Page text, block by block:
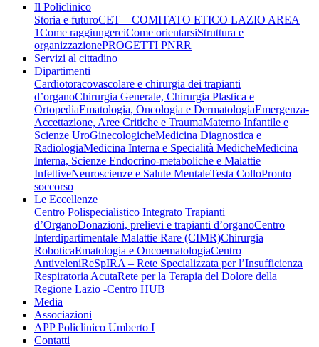
Il Policlinico
Storia e futuroCET – COMITATO ETICO LAZIO AREA
1Come raggiungerciCome orientarsiStruttura e
organizzazionePROGETTI PNRR
Servizi al cittadino
Dipartimenti
Cardiotoracovascolare e chirurgia dei trapianti
d’organoChirurgia Generale, Chirurgia Plastica e
OrtopediaEmatologia, Oncologia e DermatologiaEmergenza-
Accettazione, Aree Critiche e TraumaMaterno Infantile e
Scienze UroGinecologicheMedicina Diagnostica e
RadiologiaMedicina Interna e Specialità MedicheMedicina
Interna, Scienze Endocrino-metaboliche e Malattie
InfettiveNeuroscienze e Salute MentaleTesta ColloPronto
soccorso
Le Eccellenze
Centro Polispecialistico Integrato Trapianti
d’OrganoDonazioni, prelievi e trapianti d’organoCentro
Interdipartimentale Malattie Rare (CIMR)Chirurgia
RoboticaEmatologia e OncoematologiaCentro
AntiveleniReSpIRA – Rete Specializzata per l’Insufficienza
Respiratoria AcutaRete per la Terapia del Dolore della
Regione Lazio -Centro HUB
Media
Associazioni
APP Policlinico Umberto I
Contatti